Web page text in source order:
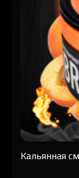
Кальянная